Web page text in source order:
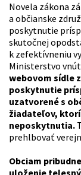
Novela zákona
a občianske
poskytnutie
skutočnej
k zefektívneniu
Ministerstvo
webovom sídle
poskytnutie
uzatvorené s
žiadateľov,
neposkytnutia.
prehlbovať
Obciam